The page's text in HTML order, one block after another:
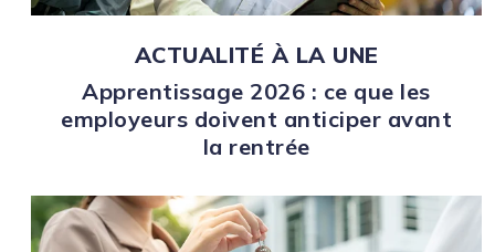
ACTUALITÉ À LA UNE
Apprentissage 2026 : ce que les
employeurs doivent anticiper avant
la rentrée